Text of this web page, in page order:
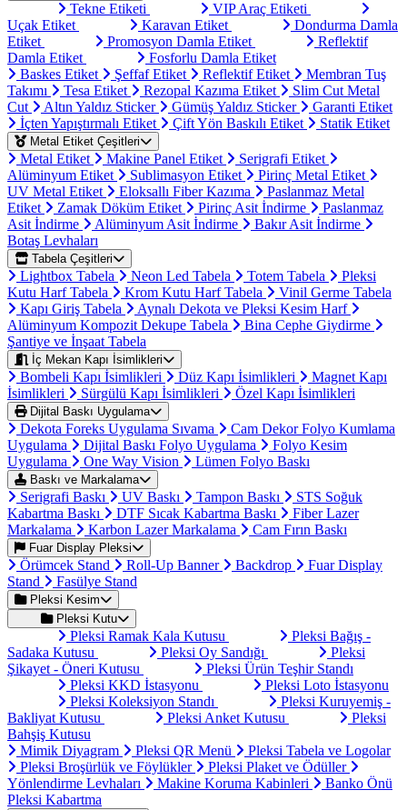
Tekne Etiketi
VIP Araç Etiketi
Uçak Etiket
Karavan Etiket
Dondurma Damla
Etiket
Promosyon Damla Etiket
Reflektif
Damla Etiket
Fosforlu Damla Etiket
Baskes Etiket
Şeffaf Etiket Reflektif Etiket
Membran Tuş
Takımı
Tesa Etiket Rezopal Kazıma Etiket
Slim Cut Metal
Cut
Altın Yaldız Sticker Gümüş Yaldız Sticker
Garanti Etiket
İçten Yapıştırmalı Etiket
Çift Yön Baskılı Etiket Statik Etiket
Metal Etiket Çeşitleri
Metal Etiket Makine Panel Etiket
Serigrafi Etiket
Alüminyum Etiket
Sublimasyon Etiket
Pirinç Metal Etiket
UV Metal Etiket
Eloksallı Fiber Kazıma
Paslanmaz Metal
Etiket
Zamak Döküm Etiket Pirinç Asit İndirme
Paslanmaz
Asit İndirme
Alüminyum Asit İndirme
Bakır Asit İndirme
Botaş Levhaları
Tabela Çeşitleri
Lightbox Tabela Neon Led Tabela Totem Tabela
Pleksi
Kutu Harf Tabela
Krom Kutu Harf Tabela
Vinil Germe Tabela
Kapı Giriş Tabela
Aynalı Dekota ve Pleksi Kesim Harf
Alüminyum Kompozit Dekupe Tabela
Bina Cephe Giydirme
Şantiye ve İnşaat Tabela
İç Mekan Kapı İsimlikleri
Bombeli Kapı İsimlikleri Düz Kapı İsimlikleri
Magnet Kapı
İsimlikleri
Sürgülü Kapı İsimlikleri Özel Kapı İsimlikleri
Dijital Baskı Uygulama
Dekota Foreks Uygulama Sıvama
Cam Dekor Folyo Kumlama
Uygulama
Dijital Baskı Folyo Uygulama
Folyo Kesim
Uygulama
One Way Vision Lümen Folyo Baskı
Baskı ve Markalama
Serigrafi Baskı UV Baskı Tampon Baskı
STS Soğuk
Kabartma Baskı
DTF Sıcak Kabartma Baskı
Fiber Lazer
Markalama
Karbon Lazer Markalama Cam Fırın Baskı
Fuar Display Pleksi
Örümcek Stand Roll-Up Banner Backdrop
Fuar Display
Stand
Fasülye Stand
Pleksi Kesim
Pleksi Kutu
Pleksi Ramak Kala Kutusu
Pleksi Bağış -
Sadaka Kutusu
Pleksi Oy Sandığı
Pleksi
Şikayet - Öneri Kutusu
Pleksi Ürün Teşhir Standı
Pleksi KKD İstasyonu
Pleksi Loto İstasyonu
Pleksi Koleksiyon Standı
Pleksi Kuruyemiş -
Bakliyat Kutusu
Pleksi Anket Kutusu
Pleksi
Bahşiş Kutusu
Mimik Diyagram
Pleksi QR Menü
Pleksi Tabela ve Logolar
Pleksi Broşürlük ve Föylükler
Pleksi Plaket ve Ödüller
Yönlendirme Levhaları
Makine Koruma Kabinleri
Banko Önü
Pleksi Kabartma